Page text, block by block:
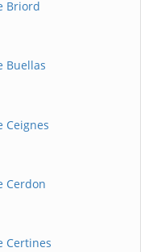
Briord
Buellas
Ceignes
Cerdon
Certines